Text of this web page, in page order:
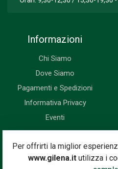
Per offrirti la miglior
www.gilena.itutilizza i
Informazioni
Chi Siamo
Dove Siamo
Pagamenti e Spedizioni
Informativa Privacy
Eventi
Iscriviti subito alla nostra